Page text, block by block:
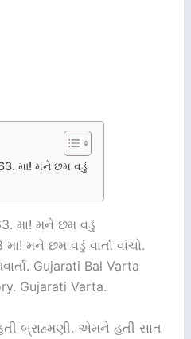
મા! મને છમ વડું
મા! મને છમ વડું
મને છમ વડું વાર્તા વાંચો.
Gujarati Bal Varta
Gujarati Varta.
બ્રાહ્મણી. એમને હતી સાત